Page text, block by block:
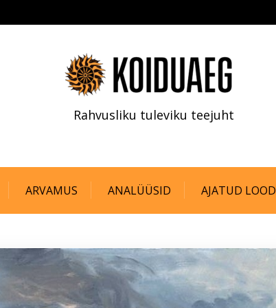
Rahvusliku tuleviku teejuht
ARVAMUS ANALÜÜSID AJATUD LOOD